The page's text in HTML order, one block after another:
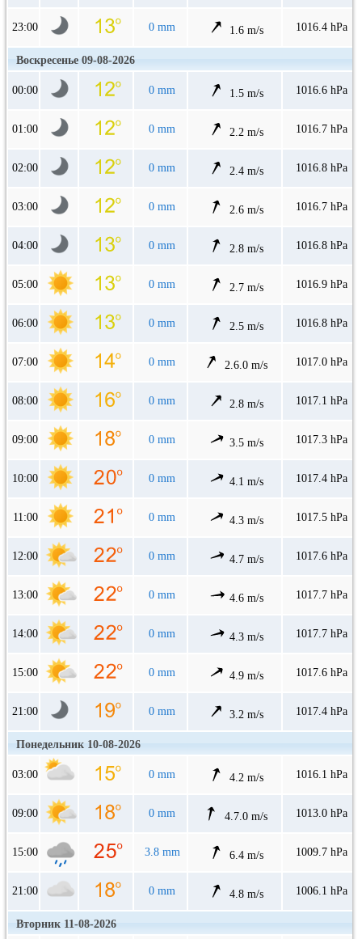
23:00 0 mm 1.6 m/s 1016.4 hPa
Воскресенье 09-08-2026
00:00 0 mm 1.5 m/s 1016.6 hPa
01:00 0 mm 2.2 m/s 1016.7 hPa
02:00 0 mm 2.4 m/s 1016.8 hPa
03:00 0 mm 2.6 m/s 1016.7 hPa
04:00 0 mm 2.8 m/s 1016.8 hPa
05:00 0 mm 2.7 m/s 1016.9 hPa
06:00 0 mm 2.5 m/s 1016.8 hPa
07:00 0 mm 2.6.0 m/s 1017.0 hPa
08:00 0 mm 2.8 m/s 1017.1 hPa
09:00 0 mm 3.5 m/s 1017.3 hPa
10:00 0 mm 4.1 m/s 1017.4 hPa
11:00 0 mm 4.3 m/s 1017.5 hPa
12:00 0 mm 4.7 m/s 1017.6 hPa
13:00 0 mm 4.6 m/s 1017.7 hPa
14:00 0 mm 4.3 m/s 1017.7 hPa
15:00 0 mm 4.9 m/s 1017.6 hPa
21:00 0 mm 3.2 m/s 1017.4 hPa
Понедельник 10-08-2026
03:00 0 mm 4.2 m/s 1016.1 hPa
09:00 0 mm 4.7.0 m/s 1013.0 hPa
15:00 3.8 mm 6.4 m/s 1009.7 hPa
21:00 0 mm 4.8 m/s 1006.1 hPa
Вторник 11-08-2026